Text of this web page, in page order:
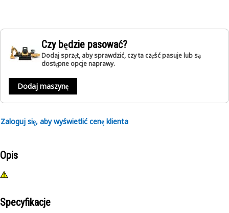
Czy będzie pasować?
Dodaj sprzęt, aby sprawdzić, czy ta część pasuje lub są
dostępne opcje naprawy.
Dodaj maszynę
Zaloguj się, aby wyświetlić cenę klienta
Opis
Specyfikacje